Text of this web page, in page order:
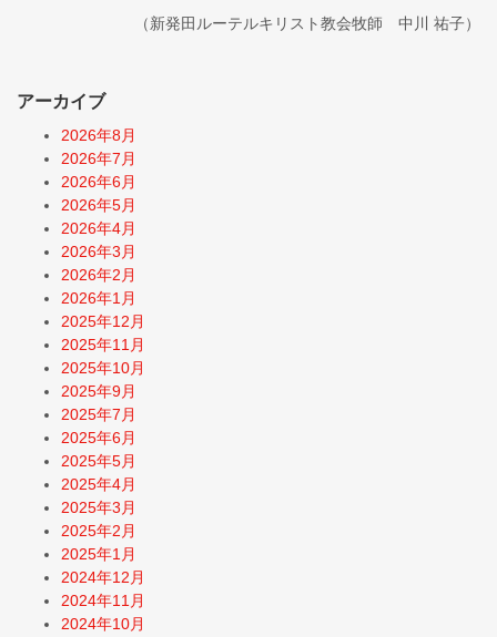
（新発田ルーテルキリスト教会牧師 中川 祐子）
アーカイブ
2026年8月
2026年7月
2026年6月
2026年5月
2026年4月
2026年3月
2026年2月
2026年1月
2025年12月
2025年11月
2025年10月
2025年9月
2025年7月
2025年6月
2025年5月
2025年4月
2025年3月
2025年2月
2025年1月
2024年12月
2024年11月
2024年10月